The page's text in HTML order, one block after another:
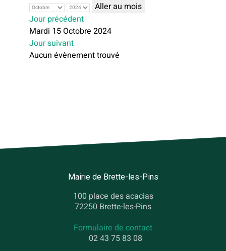
Aller au mois
Jour précédent
Mardi 15 Octobre 2024
Jour suivant
Aucun évènement trouvé
Mairie de Brette-les-Pins
100 place des acacias
72250 Brette-les-Pins
Formulaire de contact
02 43 75 83 08